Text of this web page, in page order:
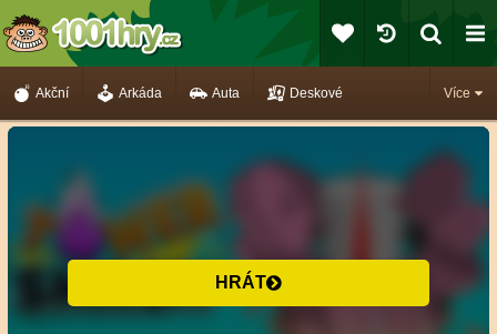
Více
Akční Arkáda Auta Deskové
HRÁT